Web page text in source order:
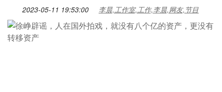
2023-05-11 19:53:00 李晨,工作室,工作,李晨,网友,节目